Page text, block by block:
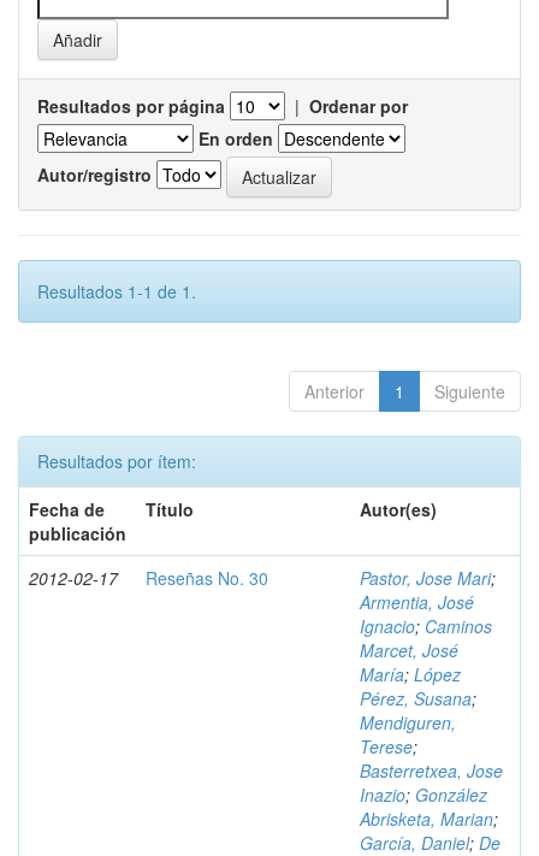
Resultados por página | Ordenar por
En orden
Autor/registro
Resultados 1-1 de 1.
Anterior 1 Siguiente
Resultados por ítem:
Fecha de
publicación
Título Autor(es)
2012-02-17 Reseñas No. 30 Pastor, Jose Mari;
Armentia, José
Ignacio; Caminos
Marcet, José
María; López
Pérez, Susana;
Mendiguren,
Terese;
Basterretxea, Jose
Inazio; González
Abrisketa, Marian;
García, Daniel; De